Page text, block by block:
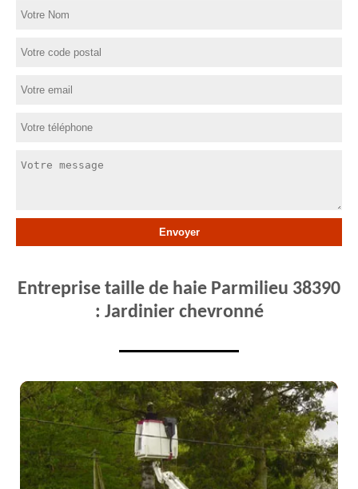
Entreprise taille de haie Parmilieu 38390
: Jardinier chevronné